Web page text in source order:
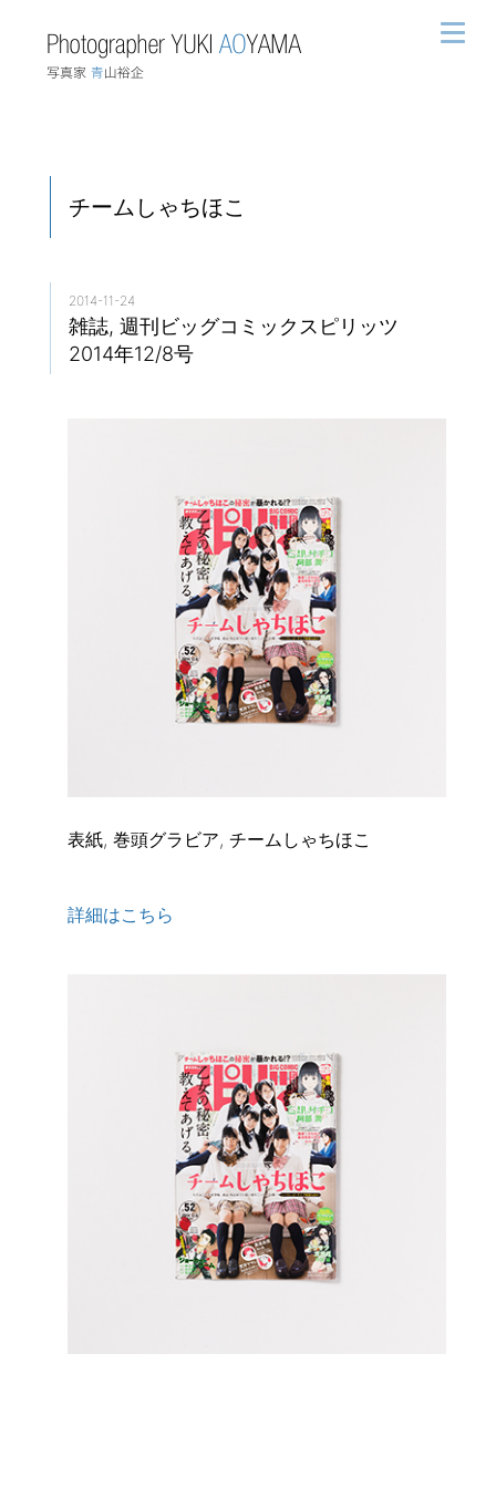
チームしゃちほこ
2014-11-24
雑誌, 週刊ビッグコミックスピリッツ
2014年12/8号
表紙, 巻頭グラビア, チームしゃちほこ
詳細はこちら